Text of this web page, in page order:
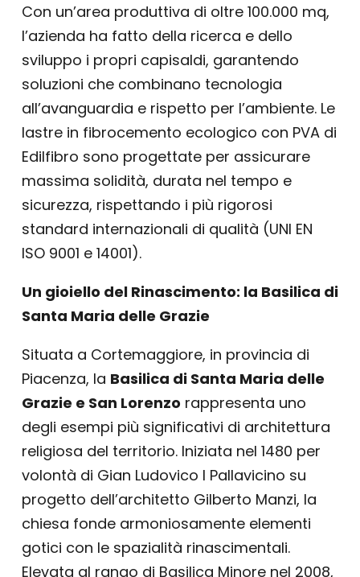
Con un’area produttiva di oltre 100.000 mq,
l’azienda ha fatto della ricerca e dello
sviluppo i propri capisaldi, garantendo
soluzioni che combinano tecnologia
all’avanguardia e rispetto per l’ambiente. Le
lastre in fibrocemento ecologico con PVA di
Edilfibro sono progettate per assicurare
massima solidità, durata nel tempo e
sicurezza, rispettando i più rigorosi
standard internazionali di qualità (UNI EN
ISO 9001 e 14001).
Un gioiello del Rinascimento: la Basilica di
Santa Maria delle Grazie
Situata a Cortemaggiore, in provincia di
Piacenza, la Basilica di Santa Maria delle
Grazie e San Lorenzo rappresenta uno
degli esempi più significativi di architettura
religiosa del territorio. Iniziata nel 1480 per
volontà di Gian Ludovico I Pallavicino su
progetto dell’architetto Gilberto Manzi, la
chiesa fonde armoniosamente elementi
gotici con le spazialità rinascimentali.
Elevata al rango di Basilica Minore nel 2008,